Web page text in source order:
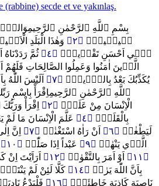
(rabbine) secde et ve yakınlaş.
بِسْمِ ٱللَّهِ ٱلرَّحْمٰنِ ٱلرَّحِيمِ
س۪ين۪ينَۙ ﴿٢﴾ وَهٰذَا الْبَلَدِ
ف۪ٓي اَحْسَنِ تَقْو۪يمٍۘ ﴿٤﴾ ثُمَّ
الَّذ۪ينَ اٰمَنُوا وَعَمِلُوا الصَّالِحَاتِ
يُكَذِّبُكَ بَعْدُ بِالدّ۪ينِۜ ﴿٧﴾ اَلَيْسَ اللّٰهُ
ٱللَّهِ ٱلرَّحْمٰنِ ٱلرَّحِيمِاِقْرَأْ بِاسْمِ
الْاِنْسَانَ مِنْ عَلَقٍۚ ﴿٢﴾ اِقْرَأْ
بِالْقَلَمِۙ ﴿٤﴾ عَلَّمَ الْاِنْسَانَ مَا
لَيَطْغٰىۙ ﴿٦﴾ اَنْ رَاٰهُ اسْتَغْنٰىۜ ﴿٧﴾ اِنَّ
الَّذ۪ي يَنْهٰىۙ ﴿٩﴾ عَبْداً اِذَا صَلّٰىۜ ﴿١٠﴾
﴿١١﴾
اَوْ اَمَرَ بِالتَّقْوٰىۜ ﴿١٢﴾ اَرَاَيْتَ اِنْ
بِاَنَّ اللّٰهَ يَرٰىۜ ﴿١٤﴾ كَلَّا لَئِنْ لَمْ
نَاصِيَةٍ كَاذِبَةٍ خَاطِئَةٍۚ ﴿١٦﴾ فَلْيَدْعُ